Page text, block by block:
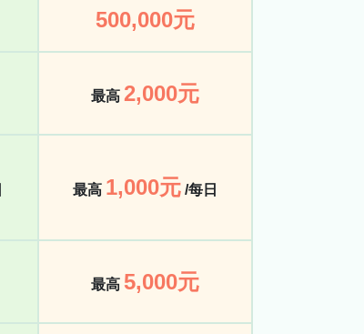
500,000元
最高 2,000元
最高 1,000元 /每日
最高 5,000元